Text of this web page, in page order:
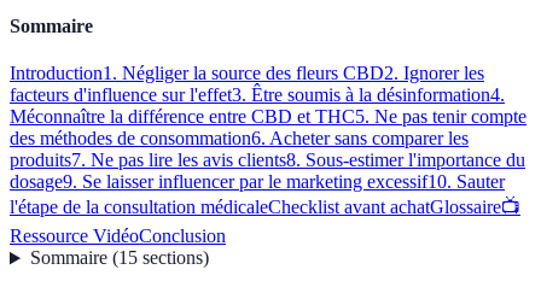
Sommaire
Introduction1. Négliger la source des fleurs CBD2. Ignorer les
facteurs d'influence sur l'effet3. Être soumis à la désinformation4.
Méconnaître la différence entre CBD et THC5. Ne pas tenir compte
des méthodes de consommation6. Acheter sans comparer les
produits7. Ne pas lire les avis clients8. Sous-estimer l'importance du
dosage9. Se laisser influencer par le marketing excessif10. Sauter
l'étape de la consultation médicaleChecklist avant achatGlossaire📺
Ressource VidéoConclusion
Sommaire(15 sections)